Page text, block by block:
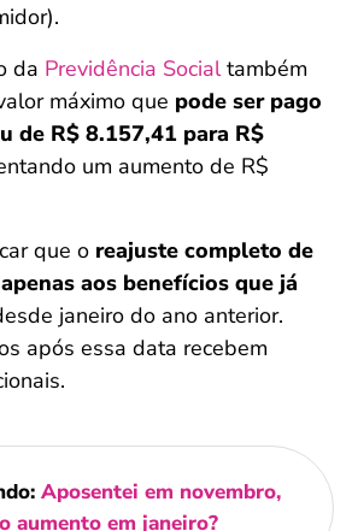
da Previdência Socialtambém
máximo que pode ser pago
de R$ 8.157,41 para R$
um aumento de R$
que o reajuste completo de
aos benefícios que já
janeiro do ano anterior.
após essa data recebem
Aposentei em novembro,
aumento em janeiro?